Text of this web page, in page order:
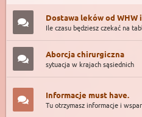
Dostawa leków od WHW
Ile czasu będziesz czekać na
Aborcja chirurgiczna
sytuacja w krajach sąsiednich
Informacje must have.
Tu otrzymasz informacje i